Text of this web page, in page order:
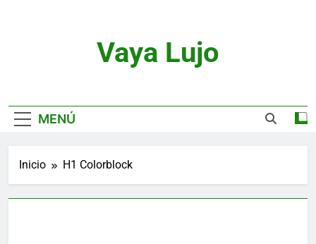
Vaya Lujo
MENÚ
Inicio H1 Colorblock